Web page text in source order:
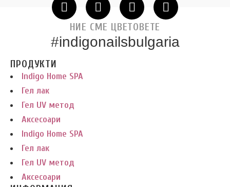
НИЕ СМЕ ЦВЕТОВЕТЕ
#indigonailsbulgaria
ПРОДУКТИ
Indigo Home SPA
Гел лак
Гел UV метод
Аксесоари
Indigo Home SPA
Гел лак
Гел UV метод
Аксесоари